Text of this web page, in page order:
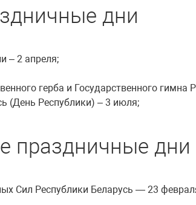
дни
– 2 апреля;
герба и Государственного гимна
(День Республики) – 3 июля;
праздничные дни
Сил Республики Беларусь — 23